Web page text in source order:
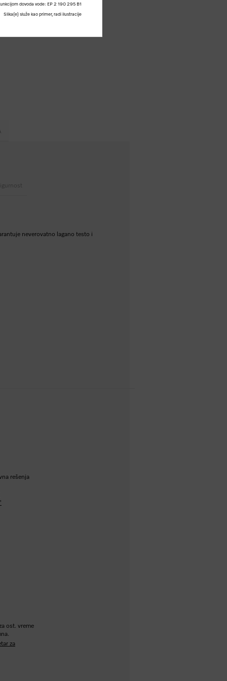
neverovatno lagano testo i
rešenja
ost. vreme
za
dovoda vode: EP 2 190 295 B1
Slika(e) služe kao primer, radi ilustracije